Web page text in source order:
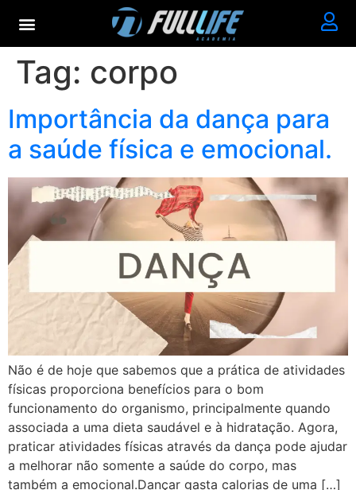
Tag: corpo
Importância da dança para
a saúde física e emocional.
Não é de hoje que sabemos que a prática de atividades
físicas proporciona benefícios para o bom
funcionamento do organismo, principalmente quando
associada a uma dieta saudável e à hidratação. Agora,
praticar atividades físicas através da dança pode ajudar
a melhorar não somente a saúde do corpo, mas
também a emocional.Dançar gasta calorias de uma […]